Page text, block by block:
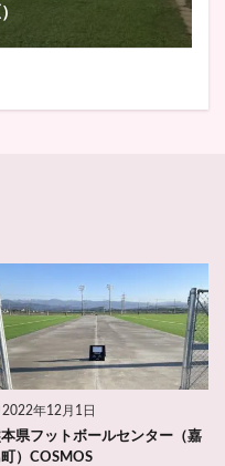
2022年12月1日
県フットボールセンター（嘉
）COSMOS